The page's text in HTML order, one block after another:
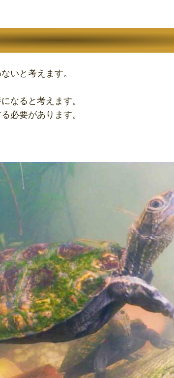
いと考えます。
なると考えます。
必要があります。